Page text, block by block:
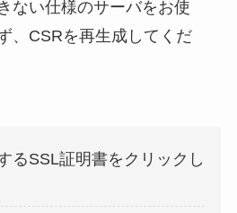
ない仕様のサーバをお使
、CSRを再生成してくだ
るSSL証明書をクリックし